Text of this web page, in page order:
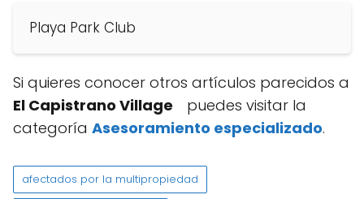
Playa Park Club
Si quieres conocer otros artículos parecidos a
El Capistrano Village
puedes visitar la
categoría Asesoramiento especializado.
afectados por la multipropiedad